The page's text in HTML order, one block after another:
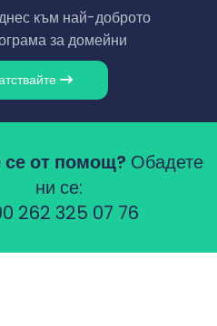
към най-доброто
за домейни
се от помощ? Обадете
ни се:
262 325 07 76